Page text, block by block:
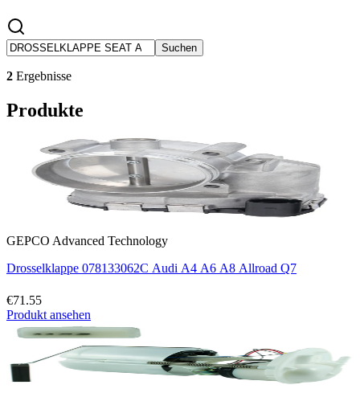
Suchen
2 Ergebnisse
Produkte
GEPCO Advanced Technology
Drosselklappe 078133062C Audi A4 A6 A8 Allroad Q7
€71.55
Produkt ansehen